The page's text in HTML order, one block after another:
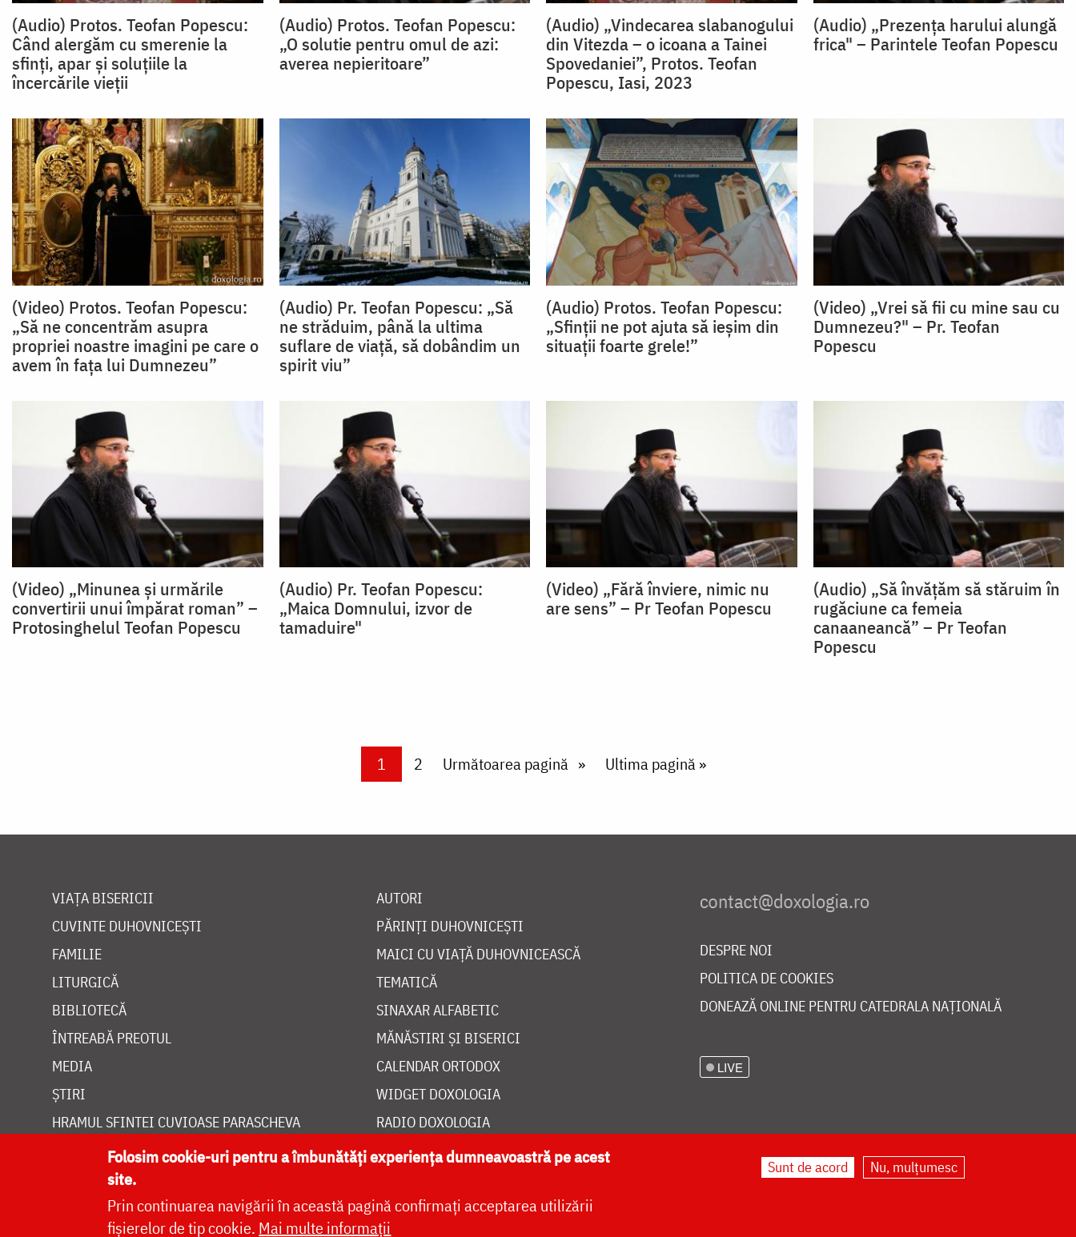
(Audio) Protos. Teofan Popescu:
Când alergăm cu smerenie la
sfinți, apar și soluțiile la
încercările vieții
(Audio) Protos. Teofan Popescu:
„O solutie pentru omul de azi:
averea nepieritoare”
(Audio) „Vindecarea slabanogului
din Vitezda – o icoana a Tainei
Spovedaniei”, Protos. Teofan
Popescu, Iasi, 2023
(Audio) „Prezența harului alungă
frica" – Parintele Teofan Popescu
(Video) Protos. Teofan Popescu:
„Să ne concentrăm asupra
propriei noastre imagini pe care o
avem în fața lui Dumnezeu”
(Audio) Pr. Teofan Popescu: „Să
ne străduim, până la ultima
suflare de viață, să dobândim un
spirit viu”
(Audio) Protos. Teofan Popescu:
„Sfinții ne pot ajuta să ieșim din
situații foarte grele!”
(Video) „Vrei să fii cu mine sau cu
Dumnezeu?" – Pr. Teofan
Popescu
(Video) „Minunea și urmările
convertirii unui împărat roman” –
Protosinghelul Teofan Popescu
(Audio) Pr. Teofan Popescu:
„Maica Domnului, izvor de
tamaduire"
(Video) „Fără înviere, nimic nu
are sens” – Pr Teofan Popescu
(Audio) „Să învățăm să stăruim în
rugăciune ca femeia
canaaneancă” – Pr Teofan
Popescu
Current page
1 Page
2 Next page
Următoarea pagină Last page
Ultima pagină »
VIAȚA BISERICII
CUVINTE DUHOVNICEȘTI
FAMILIE
LITURGICĂ
BIBLIOTECĂ
ÎNTREABĂ PREOTUL
MEDIA
ȘTIRI
HRAMUL SFINTEI CUVIOASE PARASCHEVA
AUTORI
PĂRINȚI DUHOVNICEȘTI
MAICI CU VIAȚĂ DUHOVNICEASCĂ
TEMATICĂ
SINAXAR ALFABETIC
MĂNĂSTIRI ȘI BISERICI
CALENDAR ORTODOX
WIDGET DOXOLOGIA
RADIO DOXOLOGIA
DESPRE NOI
POLITICA DE COOKIES
DONEAZĂ ONLINE PENTRU CATEDRALA NAȚIONALĂ
LIVE
Site dezvoltat de DOXOLOGIA MEDIA
Folosim cookie-uri pentru a îmbunătăți experiența dumneavoastră pe acest
site.
Prin continuarea navigării în această pagină confirmați acceptarea utilizării
fișierelor de tip cookie. Mai multe informații
Sunt de acord Nu, mulțumesc